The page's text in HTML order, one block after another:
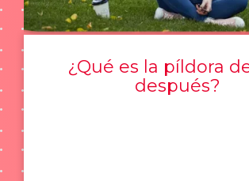
¿Qué es la píldora
después?